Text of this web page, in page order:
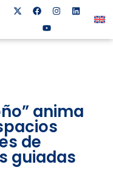
anima
de
guiadas